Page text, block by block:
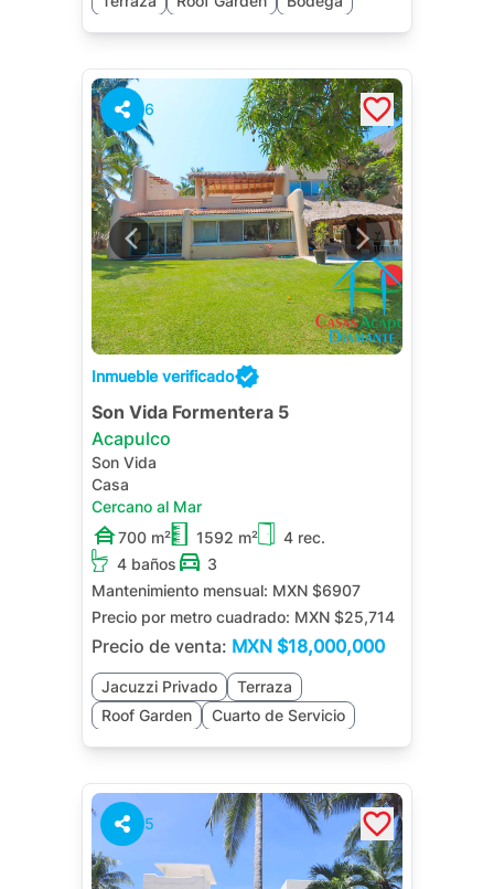
Jardín
Cuarto de Servicio
6
Inmueble verificado
Son Vida Formentera 5
Acapulco
Son Vida
Casa
Cercano al Mar
700 m²
1592 m²
4 rec.
4 baños
3
Mantenimiento mensual: MXN $6907
Precio por metro cuadrado: MXN $25,714
Precio de venta: MXN $18,000,000
Jacuzzi Privado
Terraza
Roof Garden
Cuarto de Servicio
Bodega
Jardín
5